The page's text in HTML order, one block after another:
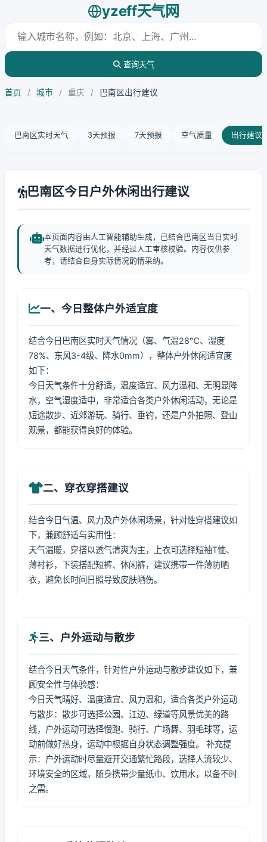
yzeff天气网
查询天气
首页 / 城市 / 重庆 / 巴南区出行建议
巴南区实时天气 3天预报 7天预报 空气质量 出行建议
巴南区今日户外休闲出行建议
本页面内容由人工智能辅助生成，已结合巴南区当日实时
天气数据进行优化，并经过人工审核校验。内容仅供参
考，请结合自身实际情况酌情采纳。
一、今日整体户外适宜度
结合今日巴南区实时天气情况（雾、气温28℃、湿度
78%、东风3-4级、降水0mm），整体户外休闲适宜度
如下：
今日天气条件十分舒适，温度适宜、风力温和、无明显降
水，空气湿度适中，非常适合各类户外休闲活动，无论是
短途散步、近郊游玩、骑行、垂钓，还是户外拍照、登山
观景，都能获得良好的体验。
二、穿衣穿搭建议
结合今日气温、风力及户外休闲场景，针对性穿搭建议如
下，兼顾舒适与实用性：
天气温暖，穿搭以透气清爽为主，上衣可选择短袖T恤、
薄衬衫，下装搭配短裤、休闲裤，建议携带一件薄防晒
衣，避免长时间日照导致皮肤晒伤。
三、户外运动与散步
结合今日天气条件，针对性户外运动与散步建议如下，兼
顾安全性与体验感：
今日天气晴好、温度适宜、风力温和，适合各类户外运动
与散步：散步可选择公园、江边、绿道等风景优美的路
线，户外运动可选择慢跑、骑行、广场舞、羽毛球等，运
动前做好热身，运动中根据自身状态调整强度。 补充提
示：户外运动时尽量避开交通繁忙路段，选择人流较少、
环境安全的区域，随身携带少量纸巾、饮用水，以备不时
之需。